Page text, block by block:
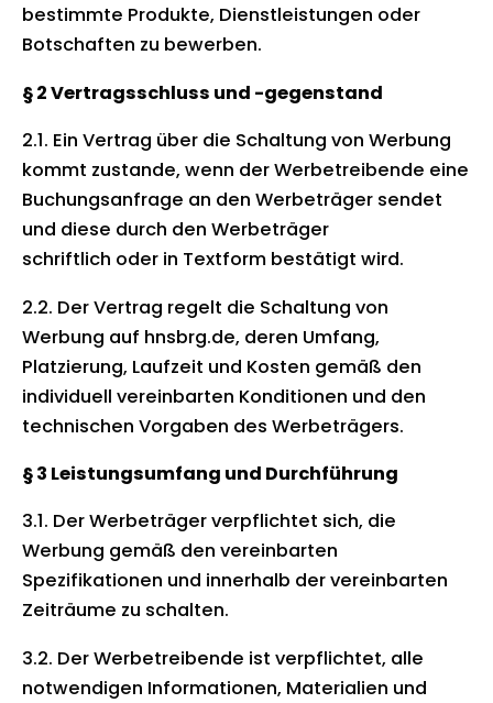
bestimmte Produkte, Dienstleistungen oder
Botschaften zu bewerben.
§ 2 Vertragsschluss und -gegenstand
2.1. Ein Vertrag über die Schaltung von Werbung
kommt zustande, wenn der Werbetreibende eine
Buchungsanfrage an den Werbeträger sendet
und diese durch den Werbeträger
schriftlich oder in Textform bestätigt wird.
2.2. Der Vertrag regelt die Schaltung von
Werbung auf hnsbrg.de, deren Umfang,
Platzierung, Laufzeit und Kosten gemäß den
individuell vereinbarten Konditionen und den
technischen Vorgaben des Werbeträgers.
§ 3 Leistungsumfang und Durchführung
3.1. Der Werbeträger verpflichtet sich, die
Werbung gemäß den vereinbarten
Spezifikationen und innerhalb der vereinbarten
Zeiträume zu schalten.
3.2. Der Werbetreibende ist verpflichtet, alle
notwendigen Informationen, Materialien und